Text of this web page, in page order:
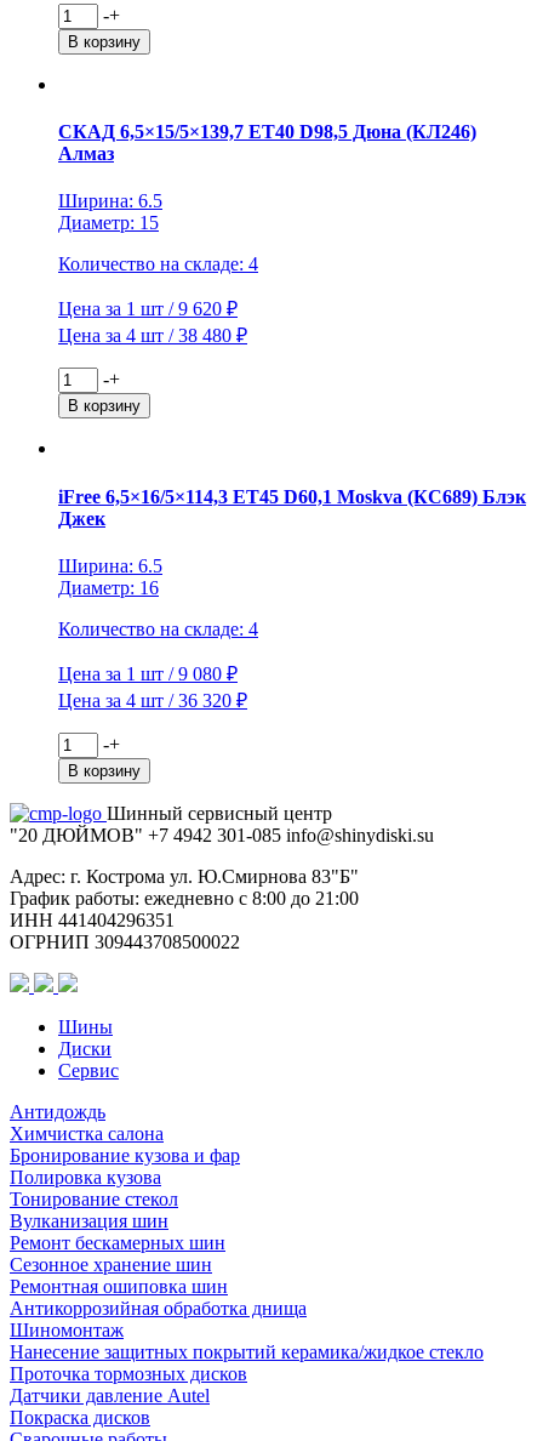
Количество
товара
iFree
D67,1
Moskva
(КС689)
Вэй
-+
В корзину
СКАД 6,5×15/5×139,7 ET40 D98,5 Дюна (КЛ246)
Алмаз
Ширина: 6.5
Диаметр: 15
Количество на складе: 4
Цена за 1 шт / 9 620 ₽
Цена за 4 шт / 38 480 ₽
Количество
товара
СКАД
D98,5
Дюна
(КЛ246)
-+
В корзину
iFree 6,5×16/5×114,3 ET45 D60,1 Moskva (КС689) Блэк
Джек
Ширина: 6.5
Диаметр: 16
Количество на складе: 4
Цена за 1 шт / 9 080 ₽
Цена за 4 шт / 36 320 ₽
Количество
товара
iFree
6,5x16/5x114,3
ET45
Moskva
(КС689)
Блэк
Джек
-+
В корзину
Шинный сервисный центр
"20 ДЮЙМОВ" +7 4942 301-085 info@shinydiski.su
Адрес: г. Кострома ул. Ю.Смирнова 83"Б"
График работы: ежедневно с 8:00 до 21:00
ИНН 441404296351
ОГРНИП 309443708500022
Шины
Диски
Сервис
Антидождь
Химчистка салона
Бронирование кузова и фар
Полировка кузова
Тонирование стекол
Вулканизация шин
Ремонт бескамерных шин
Сезонное хранение шин
Ремонтная ошиповка шин
Антикоррозийная обработка днища
Шиномонтаж
Нанесение защитных покрытий керамика/жидкое стекло
Проточка тормозных дисков
Датчики давление Autel
Покраска дисков